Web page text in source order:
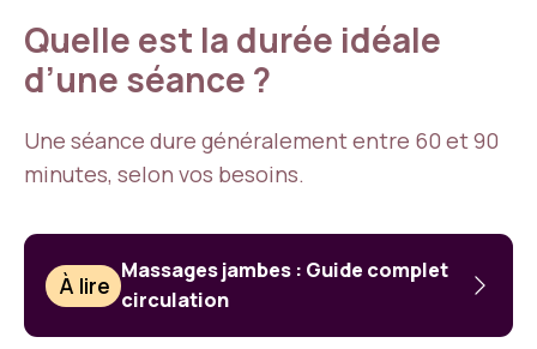
Quelle est la durée idéale
d’une séance ?
Une séance dure généralement entre 60 et 90
minutes, selon vos besoins.
À lire
Massages jambes : Guide complet
circulation